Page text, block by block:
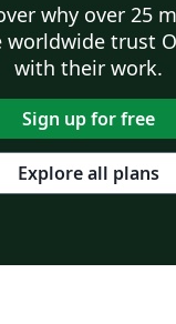
why over 25
worldwide trust
with their work.
Sign up for free
Explore all plans